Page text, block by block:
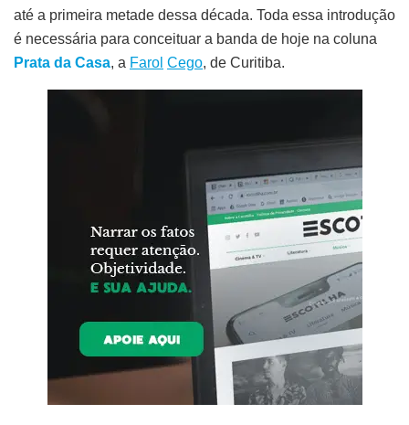
até a primeira metade dessa década. Toda essa introdução
é necessária para conceituar a banda de hoje na coluna
Prata da Casa, a Farol Cego, de Curitiba.